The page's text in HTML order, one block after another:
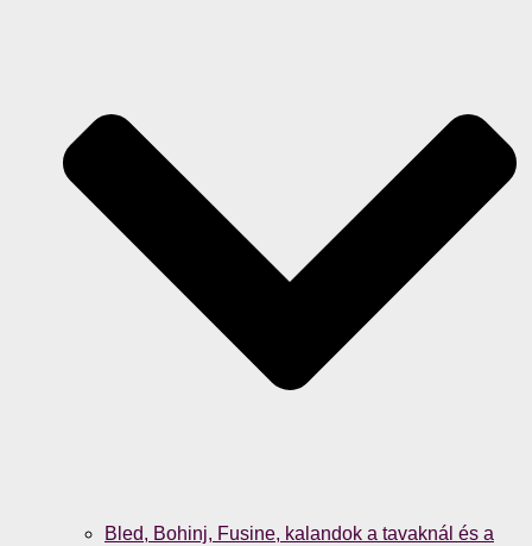
Bled, Bohinj, Fusine, kalandok a tavaknál és a